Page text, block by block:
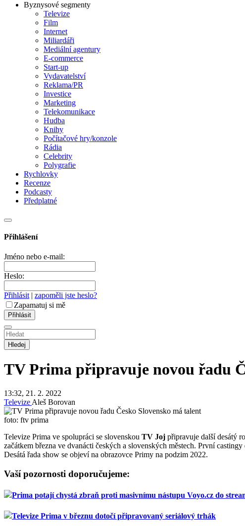
Byznysové segmenty
Televize
Film
Internet
Miliardáři
Mediální agentury
E-commerce
Start-up
Vydavatelství
Reklama/PR
Investice
Marketing
Telekomunikace
Hudba
Knihy
Počítačové hry/konzole
Rádia
Celebrity
Polygrafie
Rychlovky
Recenze
Podcasty
Předplatné
Přihlášení
Jméno nebo e-mail:
Heslo:
Přihlásit | zapoměli jste heslo?
Zapamatuj si mě
Hledej
TV Prima připravuje novou řadu
13:32, 21. 2. 2022
TelevizeAleš Borovan
foto: ftv prima
Televize Prima ve spolupráci se slovenskou TV Joj připravuje další desátý
začátkem března ve dvanácti českých a slovenských městech. První
Desátá řada show se objeví na obrazovce Primy na podzim 2022.
Vaší pozornosti doporučujeme:
Prima potají chystá zbraň proti masivnímu nástupu Voyo.cz do
Televize Prima v březnu dotočí připravovaný seriálový trhák